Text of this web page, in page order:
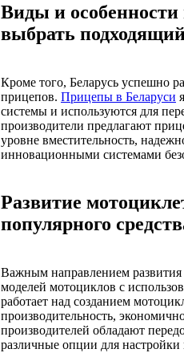
Виды и
выбрать
Кроме того, Беларусь успешно
прицепов. Прицепы в Беларуси
системы и используются для
производители предлагают
уровне вместительность,
инновационными системами
Развитие
популярного
Важным направлением развития
моделей мотоциклов с
работает над созданием
производительность,
производителей обладают
различные опции для